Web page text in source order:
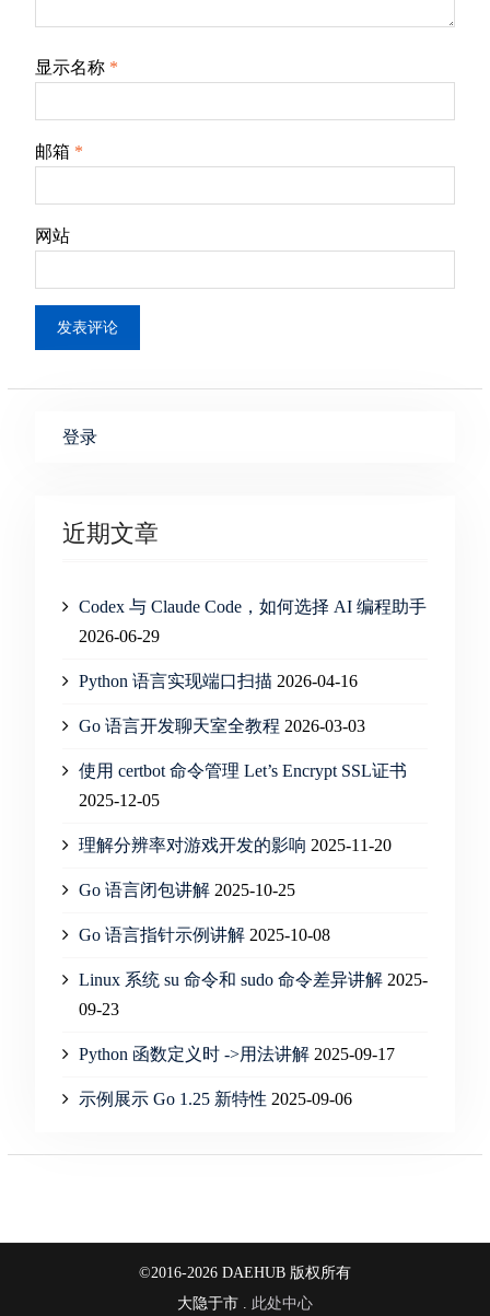
显示名称 *
邮箱 *
网站
登录
近期文章
Codex 与 Claude Code，如何选择 AI 编程助手
2026-06-29
Python 语言实现端口扫描 2026-04-16
Go 语言开发聊天室全教程 2026-03-03
使用 certbot 命令管理 Let’s Encrypt SSL证书
2025-12-05
理解分辨率对游戏开发的影响 2025-11-20
Go 语言闭包讲解 2025-10-25
Go 语言指针示例讲解 2025-10-08
Linux 系统 su 命令和 sudo 命令差异讲解 2025-
09-23
Python 函数定义时 ->用法讲解 2025-09-17
示例展示 Go 1.25 新特性 2025-09-06
©2016-2026 DAEHUB 版权所有
大隐于市 . 此处中心